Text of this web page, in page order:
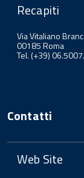
Recapiti
Via Vitaliano
00185 Roma
Tel. (+39)
Contatti
Web Site